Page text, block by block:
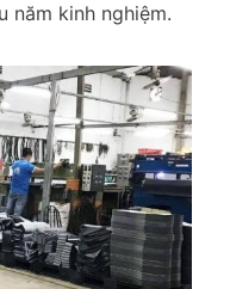
năm kinh nghiệm.